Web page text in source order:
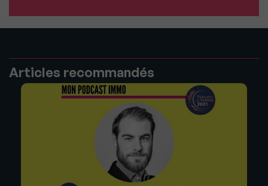
Articles recommandés